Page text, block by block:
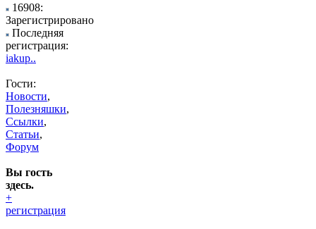
16908:
Зарегистрировано
Последняя
регистрация:
iakup..
Гости:
Новости,
Полезняшки,
Ссылки,
Статьи,
Форум
Вы гость
здесь.
+
регистрация